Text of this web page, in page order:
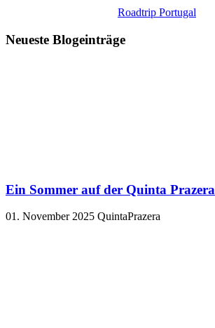
Roadtrip Portugal
Neueste Blogeinträge
Ein Sommer auf der Quinta Prazera
01. November 2025 QuintaPrazera